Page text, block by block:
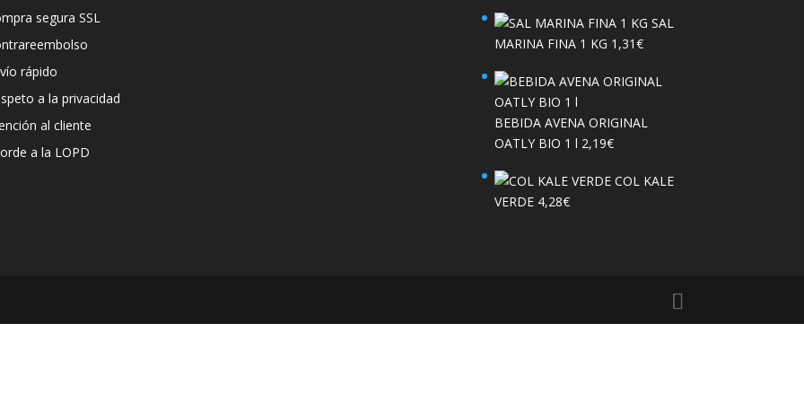
segura SSL
rápido
a la privacidad
al cliente
a la LOPD
SAL
MARINA FINA 1 KG 1,31€
BEBIDA AVENA ORIGINAL
OATLY BIO 1 l 2,19€
COL KALE
VERDE 4,28€